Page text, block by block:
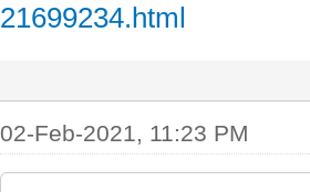
21699234.html
02-Feb-2021, 11:23 PM